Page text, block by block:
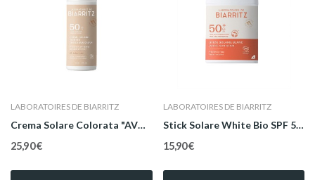
LABORATOIRES DE BIARRITZ
Crema Solare Colorata "AVORIO" Bio Viso SPF 50...
25,90 €
LABORATOIRES DE BIARRITZ
Stick Solare White Bio SPF 50+ 12 g
15,90 €